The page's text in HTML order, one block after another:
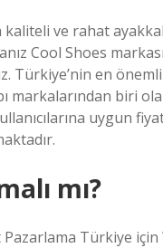
kaliteli ve rahat
Cool Shoes
Türkiye’nin en
markalarından biri
uygun
mı?
Pazarlama Türkiye